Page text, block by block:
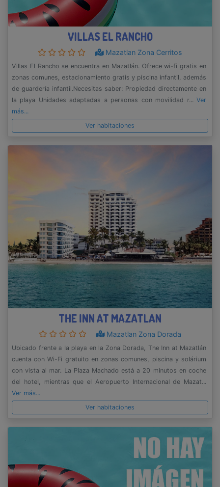
VILLAS EL RANCHO
Mazatlan Zona Cerritos
Villas El Rancho se encuentra en Mazatlán. Ofrece wi-fi gratis en
zonas comunes, estacionamiento gratis y piscina infantil, además
de guardería infantil.Necesitas saber: Propiedad directamente en
la playa Unidades adaptadas a personas con movilidad r... Ver
más...
Ver habitaciones
THE INN AT MAZATLAN
Mazatlan Zona Dorada
Ubicado frente a la playa en la Zona Dorada, The Inn at Mazatlán
cuenta con Wi-Fi gratuito en zonas comunes, piscina y solárium
con vista al mar. La Plaza Machado está a 20 minutos en coche
del hotel, mientras que el Aeropuerto Internacional de Mazat...
Ver más...
Ver habitaciones